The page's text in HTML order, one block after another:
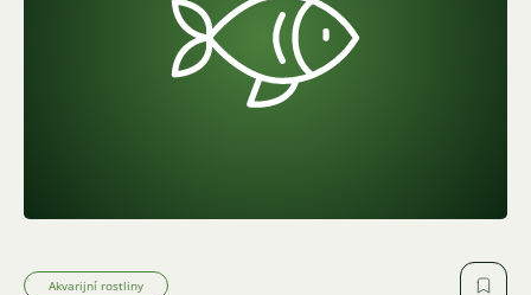
Akvarijní rostliny